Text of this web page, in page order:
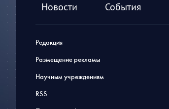
Новости События
Редакция
Размещение рекламы
Научным учреждениям
RSS